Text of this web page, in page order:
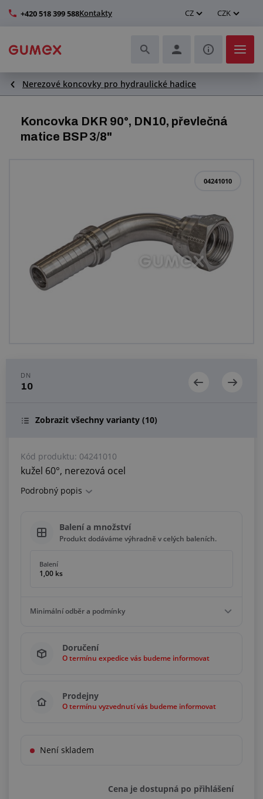
+420 518 399 588Kontakty CZ CZK
Hadice a jejich kompletace
Profily a výroba těsnění
Další pryžové a plastové výrobky
Centrum poptávek
Nerezové koncovky pro hydraulické hadice
Koncovka DKR 90°, DN10, převlečná
matice BSP 3/8"
04241010
DN
10
Zobrazit všechny varianty (10)
Kód produktu: 04241010
kužel 60°, nerezová ocel
Podrobný popis
Balení a množství
Produkt dodáváme výhradně v celých baleních.
Balení
1,00 ks
Minimální odběr a podmínky
1,00 ks
Násobky 1,00 ks
Doručení
O termínu expedice vás budeme informovat
Prodejny
O termínu vyzvednutí vás budeme informovat
Není skladem
Cena je dostupná po přihlášení